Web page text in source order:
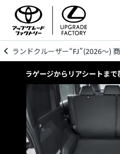
ランドクルーザー“FJ”(2026～)